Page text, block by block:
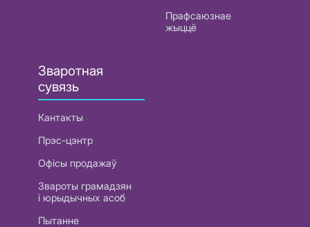
Прафсаюзнае
жыццё
Зваротная
сувязь
Кантакты
Прэс-цэнтр
Офісы продажаў
Звароты грамадзян
і юрыдычных асоб
Пытанне